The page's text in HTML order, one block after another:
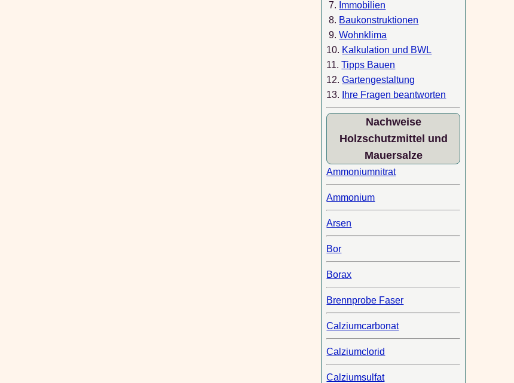
7. Immobilien
8. Baukonstruktionen
9.Wohnklima
10. Kalkulation und BWL
11.Tipps Bauen
12.Gartengestaltung
13.
Ihre Fragen beantworten
Nachweise
Holzschutzmittel und
Mauersalze
Ammoniumnitrat
Ammonium
Arsen
Bor
Borax
Brennprobe Faser
Calziumcarbonat
Calziumclorid
Calziumsulfat